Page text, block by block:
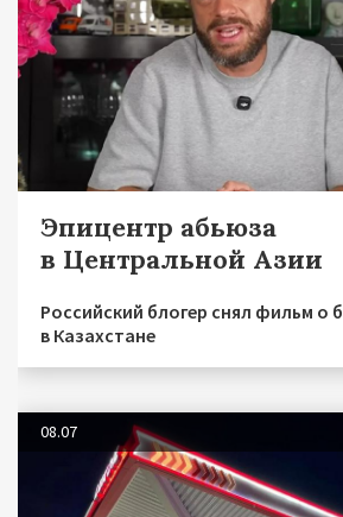
Эпицентр абьюза
в Центральной Азии
Российский блогер снял фильм о
в Казахстане
08.07